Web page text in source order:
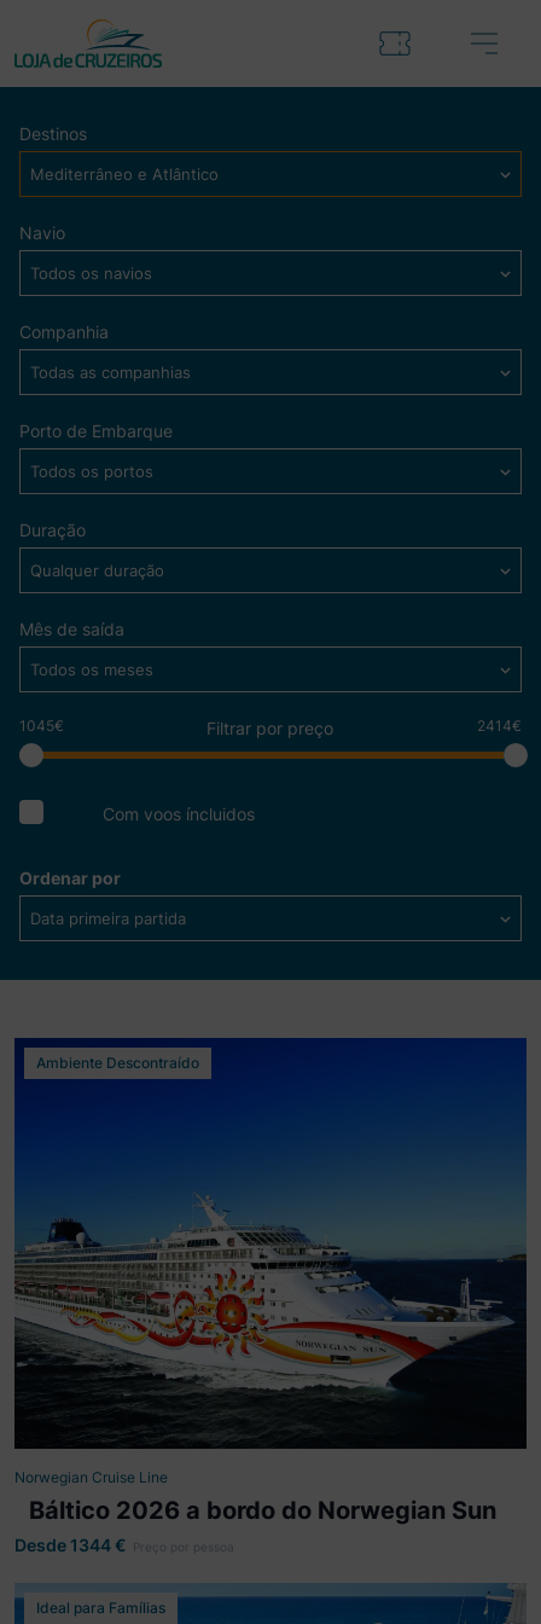
Destinos
Mediterrâneo e Atlântico
Navio
Todos os navios
Companhia
Todas as companhias
Porto de Embarque
Todos os portos
Duração
Qualquer duração
Mês de saída
Todos os meses
1045€ Filtrar por preço 2414€
Com voos íncluidos
Ordenar por
Data primeira partida
Ambiente Descontraído
Báltico 2026 a bordo do Norwegian Sun
Estónia, Finlândia, Berlim.
Norwegian Sun
Copenhaga
Norwegian Cruise Line
Báltico 2026 a bordo do Norwegian Sun
Desde 1344 € Preço por pessoa
Ideal para Famílias